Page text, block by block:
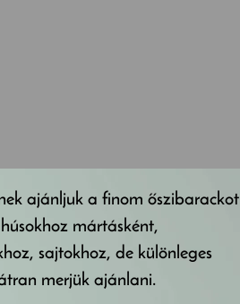
ajánljuk a finom őszibarackot
mártásként,
sajtokhoz, de különleges
merjük ajánlani.